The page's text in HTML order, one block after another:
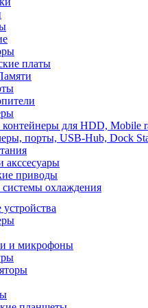
платы
для HDD, Mobile
порты, USB-Hub, Dock
акссесуары
приводы
охлаждения
и микрофоны